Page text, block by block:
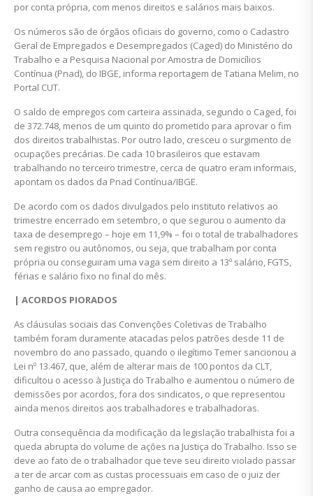
por conta própria, com menos direitos e salários mais baixos.
Os números são de órgãos oficiais do governo, como o Cadastro
Geral de Empregados e Desempregados (Caged) do Ministério do
Trabalho e a Pesquisa Nacional por Amostra de Domicílios
Contínua (Pnad), do IBGE, informa reportagem de Tatiana Melim, no
Portal CUT.
O saldo de empregos com carteira assinada, segundo o Caged, foi
de 372.748, menos de um quinto do prometido para aprovar o fim
dos direitos trabalhistas. Por outro lado, cresceu o surgimento de
ocupações precárias. De cada 10 brasileiros que estavam
trabalhando no terceiro trimestre, cerca de quatro eram informais,
apontam os dados da Pnad Contínua/IBGE.
De acordo com os dados divulgados pelo instituto relativos ao
trimestre encerrado em setembro, o que segurou o aumento da
taxa de desemprego – hoje em 11,9% – foi o total de trabalhadores
sem registro ou autônomos, ou seja, que trabalham por conta
própria ou conseguiram uma vaga sem direito a 13º salário, FGTS,
férias e salário fixo no final do mês.
| ACORDOS PIORADOS
As cláusulas sociais das Convenções Coletivas de Trabalho
também foram duramente atacadas pelos patrões desde 11 de
novembro do ano passado, quando o ilegítimo Temer sancionou a
Lei nº 13.467, que, além de alterar mais de 100 pontos da CLT,
dificultou o acesso à Justiça do Trabalho e aumentou o número de
demissões por acordos, fora dos sindicatos, o que representou
ainda menos direitos aos trabalhadores e trabalhadoras.
Outra consequência da modificação da legislação trabalhista foi a
queda abrupta do volume de ações na Justiça do Trabalho. Isso se
deve ao fato de o trabalhador que teve seu direito violado passar
a ter de arcar com as custas processuais em caso de o juiz der
ganho de causa ao empregador.